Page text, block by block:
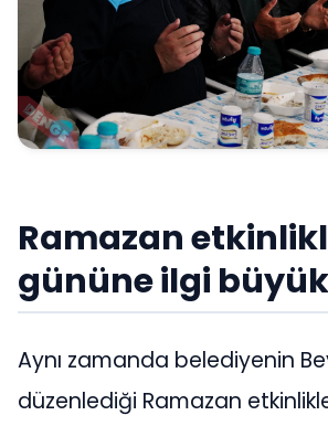
Ramazan
gününe ilgi
Aynı zamanda belediyenin
düzenlediği Ramazan